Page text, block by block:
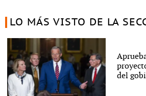
LO MÁS VISTO DE LA
del